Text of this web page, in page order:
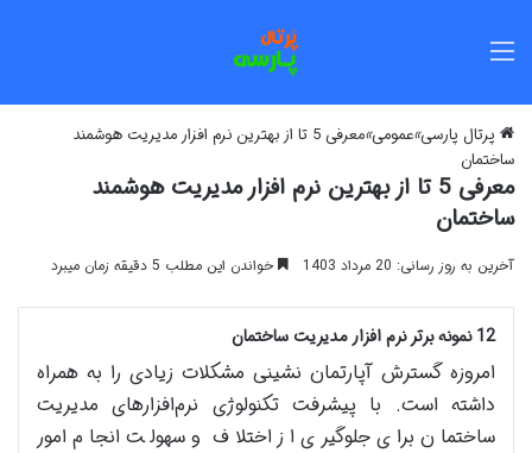
پرتال پارسی»عمومی»
معرفی 5 تا از بهترین نرم افزار مدیریت هوشمند
ساختمان
معرفی 5 تا از بهترین نرم افزار مدیریت هوشمند
ساختمان
آخرین به روز رسانی: 20 مرداد 1403 خواندن این مطلب 5 دقیقه زمان میبرد
12 نمونه برتر نرم‌ افزار مدیریت ساختمان
امروزه گسترش آپارتمان نشینی مشکلات زیادی را به همراه
داشته است. با پیشرفت تکنولوژی نرم‌افزارهای مدیریت
ساختمان برای جلوگیری از اختلاف و سهولت انجام امور